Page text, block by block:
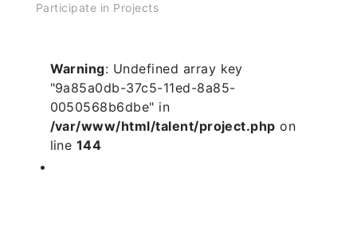
Participate in Projects
Warning: Undefined array key
"9a85a0db-37c5-11ed-8a85-
0050568b6dbe" in
/var/www/html/talent/project.php on
line 144